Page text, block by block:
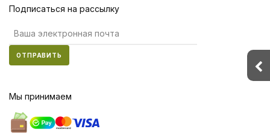
Подписаться на рассылку
ОТПРАВИТЬ
Мы принимаем